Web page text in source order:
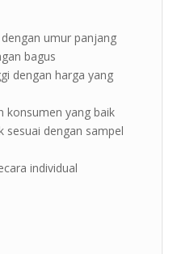
umur panjang
bagus
dengan harga yang
konsumen yang baik
sesuai dengan sampel
individual